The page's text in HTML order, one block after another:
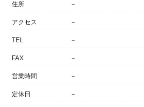
住所 －
アクセス －
TEL －
FAX －
営業時間 －
定休日 －